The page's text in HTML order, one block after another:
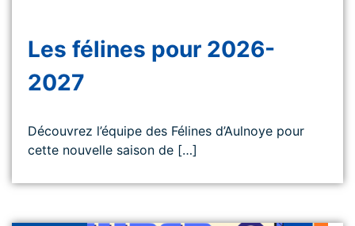
Les félines pour 2026-
2027
Découvrez l’équipe des Félines d’Aulnoye pour
cette nouvelle saison de […]